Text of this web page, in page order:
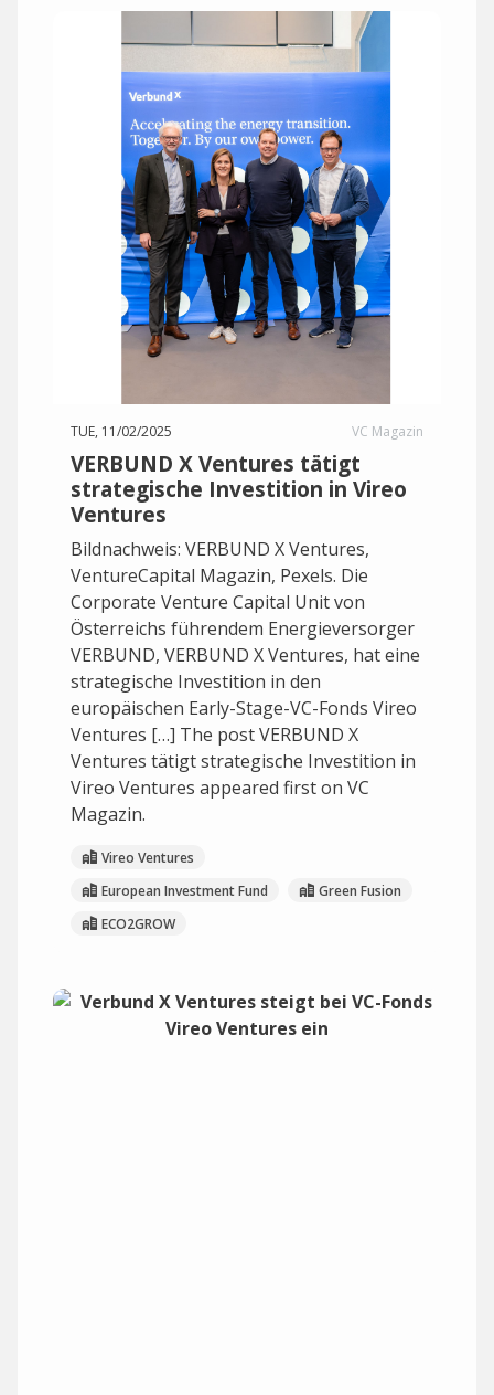
TUE, 11/02/2025 VC Magazin
VERBUND X Ventures tätigt
strategische Investition in Vireo
Ventures
Bildnachweis: VERBUND X Ventures,
VentureCapital Magazin, Pexels. Die
Corporate Venture Capital Unit von
Österreichs führendem Energieversorger
VERBUND, VERBUND X Ventures, hat eine
strategische Investition in den
europäischen Early-Stage-VC-Fonds Vireo
Ventures […] The post VERBUND X
Ventures tätigt strategische Investition in
Vireo Ventures appeared first on VC
Magazin.
Vireo Ventures
European Investment Fund
Green Fusion
ECO2GROW